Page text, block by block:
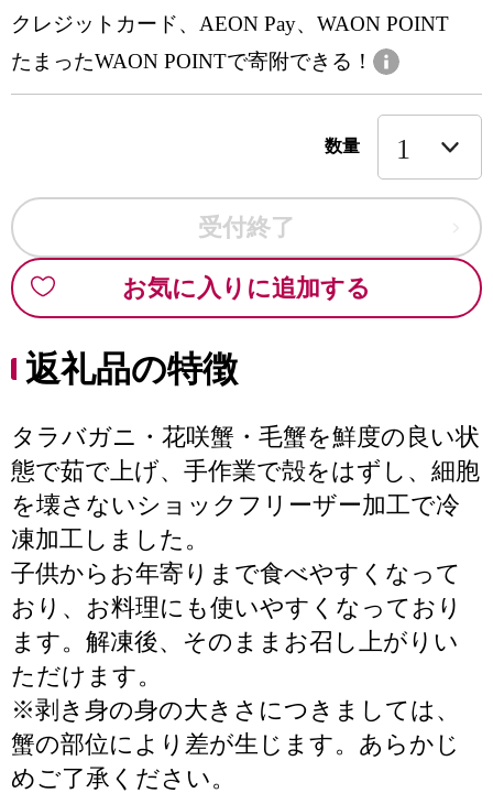
クレジットカード、AEON Pay、WAON POINT
たまったWAON POINTで寄附できる！
数量
受付終了
お気に入りに追加する
返礼品の特徴
タラバガニ・花咲蟹・毛蟹を鮮度の良い状
態で茹で上げ、手作業で殻をはずし、細胞
を壊さないショックフリーザー加工で冷
凍加工しました。
子供からお年寄りまで食べやすくなって
おり、お料理にも使いやすくなっており
ます。解凍後、そのままお召し上がりい
ただけます。
※剥き身の身の大きさにつきましては、
蟹の部位により差が生じます。あらかじ
めご了承ください。